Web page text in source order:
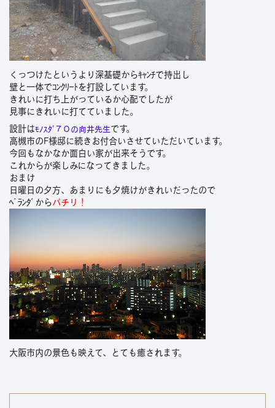
くっつけたというより深基礎からｷｬﾝﾁで持出し
壁と一体でｺﾝｸﾘｰﾄを打設しています。
きれいに打ち上がっているか心配でしたが
見事にきれいに打てていました。
設計はﾓﾉｽﾀ’７０の向井先生です。
高槻市のF様邸に続きお付合いさせていただいています。
今回もなかなか面白い家が出来そうです。
これからが楽しみになってきました。
おまけ
日曜日の夕方、あまりにも夕焼けがきれいだったので
ﾍﾞﾗﾝﾀﾞから パチリ！
大阪市内の景色も映えて、とても癒されます。